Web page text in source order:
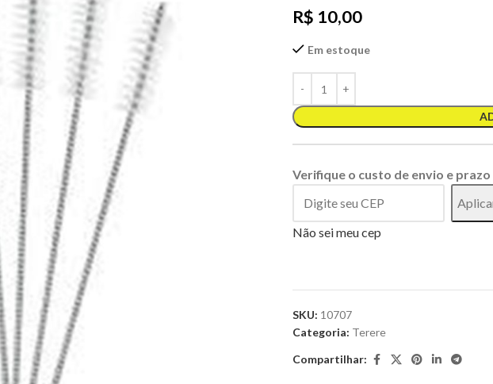
R$ 10,00
Em estoque
Verifique o custo de envio e
Não sei meu cep
SKU: 10707
Categoria: Terere
Compartilhar: